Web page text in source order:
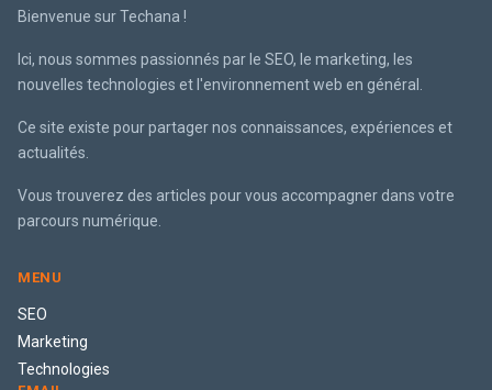
Bienvenue sur Techana !
Ici, nous sommes passionnés par le SEO, le marketing, les
nouvelles technologies et l'environnement web en général.
Ce site existe pour partager nos connaissances, expériences et
actualités.
Vous trouverez des articles pour vous accompagner dans votre
parcours numérique.
MENU
SEO
Marketing
Technologies